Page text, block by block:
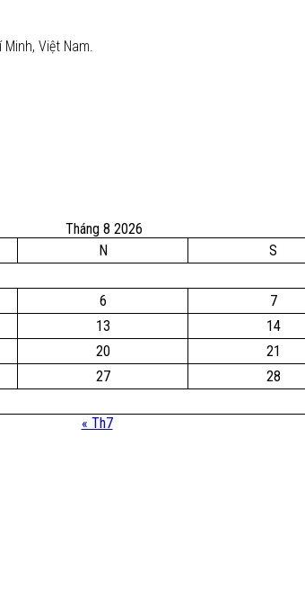
Việt Nam.
Tháng 8 2026
N S
6 7
13 14
20 21
27 28
« Th7